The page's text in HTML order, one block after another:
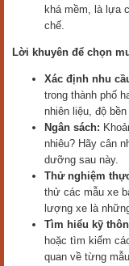
khá mềm, là lựa
chế.
Lời khuyên để chọn
Xác định nhu
trong thành phố
nhiên liệu, độ
Ngân sách:
nhiêu? Hãy cân
dưỡng sau này.
Thử nghiệm
thử các mẫu xe
lượng xe là
Tìm hiểu kỹ
hoặc tìm kiếm
quan về từng